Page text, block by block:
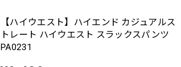
【ハイウエスト】ハイエンド カジュアルス
トレート ハイウエスト スラックスパンツ
PA0231